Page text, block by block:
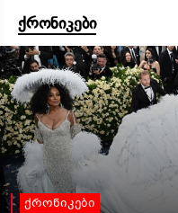
ქრონიკები
ქრონიკები